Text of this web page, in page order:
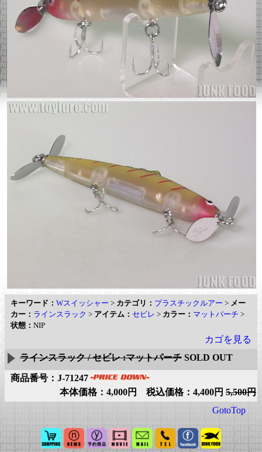
キーワード： Wスイッシャー > カテゴリ： プラスチックルアー > メー
カー： ラインスラック > アイテム： セビレ > カラー： マットパーチ >
状態： NIP
カゴを見る
ラインスラック / セビレ :マットパーチ SOLD OUT
商品番号：J-71247
本体価格：4,000円 税込価格：4,400円 5,500円
GotoTop